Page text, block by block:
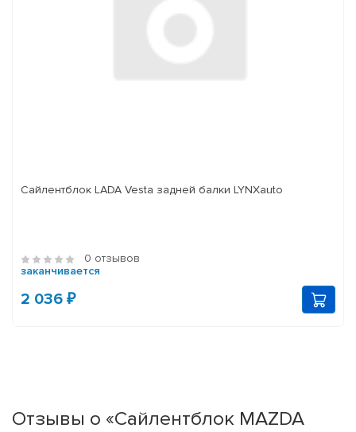
Сайлентблок LADA Vesta задней балки LYNXauto
0 отзывов
заканчивается
2 036 ₽
Отзывы о «Сайлентблок MAZDA